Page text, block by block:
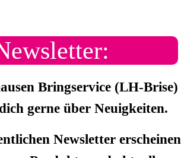
Bringservice (LH-Brise)
gerne über Neuigkeiten.
Newsletter erscheinen